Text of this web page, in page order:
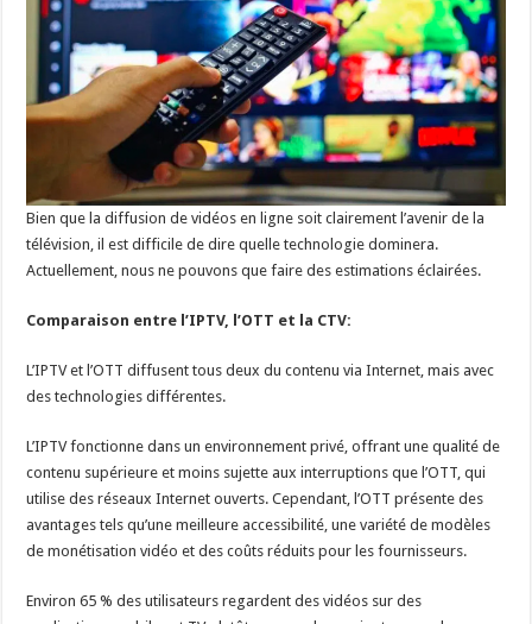
Bien que la diffusion de vidéos en ligne soit clairement l’avenir de la
télévision, il est difficile de dire quelle technologie dominera.
Actuellement, nous ne pouvons que faire des estimations éclairées.
Comparaison entre l’IPTV, l’OTT et la CTV:
L’IPTV et l’OTT diffusent tous deux du contenu via Internet, mais avec
des technologies différentes.
L’IPTV fonctionne dans un environnement privé, offrant une qualité de
contenu supérieure et moins sujette aux interruptions que l’OTT, qui
utilise des réseaux Internet ouverts. Cependant, l’OTT présente des
avantages tels qu’une meilleure accessibilité, une variété de modèles
de monétisation vidéo et des coûts réduits pour les fournisseurs.
Environ 65 % des utilisateurs regardent des vidéos sur des